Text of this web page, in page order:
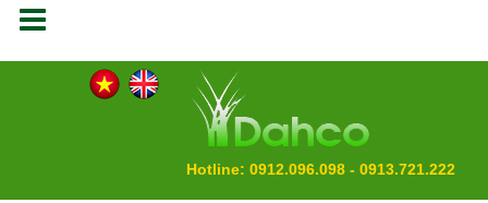
Hotline: 0912.096.098 - 0913.721.222